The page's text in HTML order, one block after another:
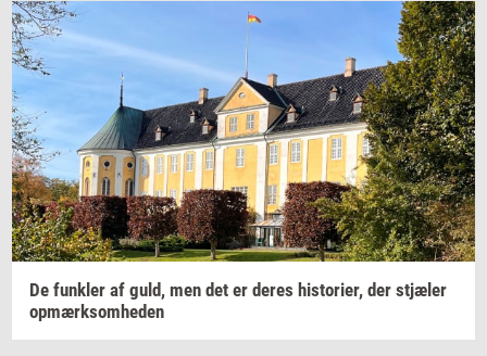
De funk­ler af guld, men det er deres hi­sto­ri­er, der stjæ­ler
op­mærk­som­he­den